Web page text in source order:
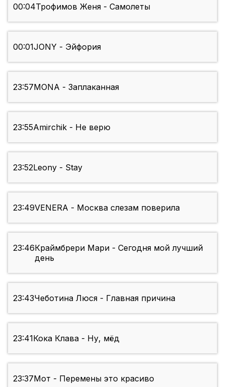
00:04Трофимов Женя - Самолеты
00:01JONY - Эйфория
23:57MONA - Заплаканная
23:55Amirchik - Не верю
23:52Leony - Stay
23:49VENERA - Москва слезам поверила
23:46Краймбрери Мари - Сегодня мой лучший
день
23:43Чеботина Люся - Главная причина
23:41Кока Клава - Ну, мёд
23:37Мот - Перемены это красиво